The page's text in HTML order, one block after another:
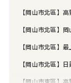
【岡山市北區】
【岡山市北區】
【岡山市北區】
【岡山市北區】